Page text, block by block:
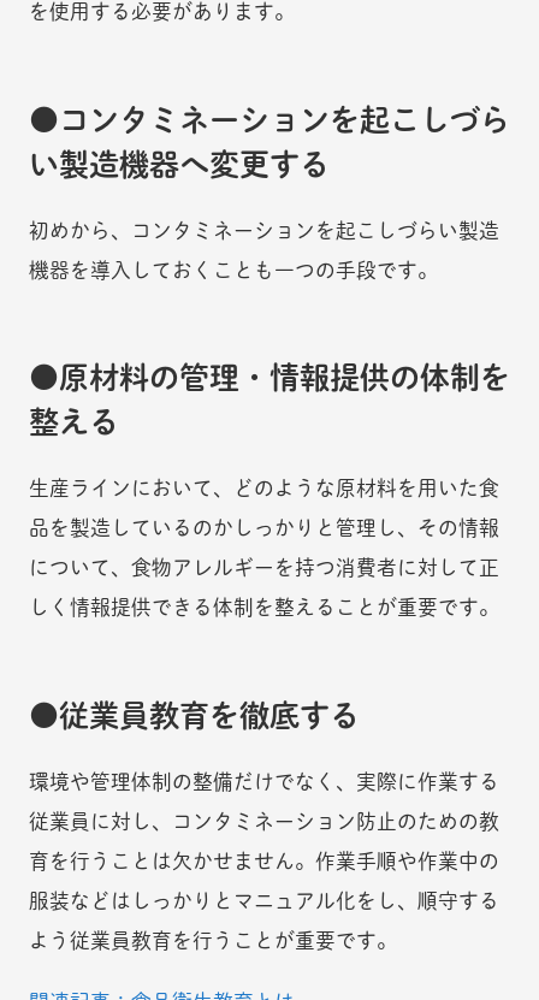
を使用する必要があります。
コンタミネーションを起こしづら
い製造機器へ変更する
初めから、コンタミネーションを起こしづらい製造
機器を導入しておくことも一つの手段です。
原材料の管理・情報提供の体制を
整える
生産ラインにおいて、どのような原材料を用いた食
品を製造しているのかしっかりと管理し、その情報
について、食物アレルギーを持つ消費者に対して正
しく情報提供できる体制を整えることが重要です。
従業員教育を徹底する
環境や管理体制の整備だけでなく、実際に作業する
従業員に対し、コンタミネーション防止のための教
育を行うことは欠かせません。作業手順や作業中の
服装などはしっかりとマニュアル化をし、順守する
よう従業員教育を行うことが重要です。